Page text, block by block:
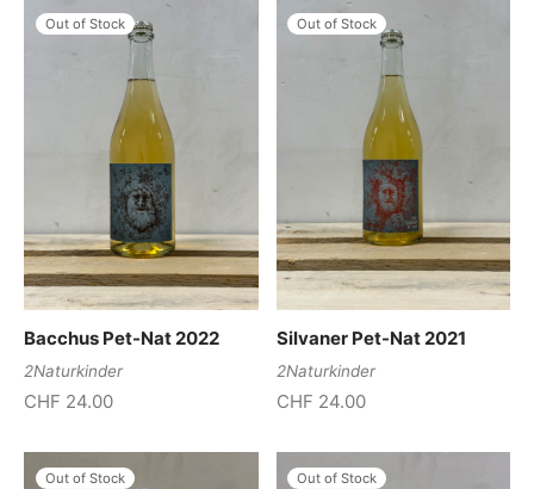
Out of Stock
Bacchus Pet-Nat 2022
2Naturkinder
CHF 24.00
Out of Stock
Silvaner Pet-Nat 2021
2Naturkinder
CHF 24.00
Out of Stock Out of Stock